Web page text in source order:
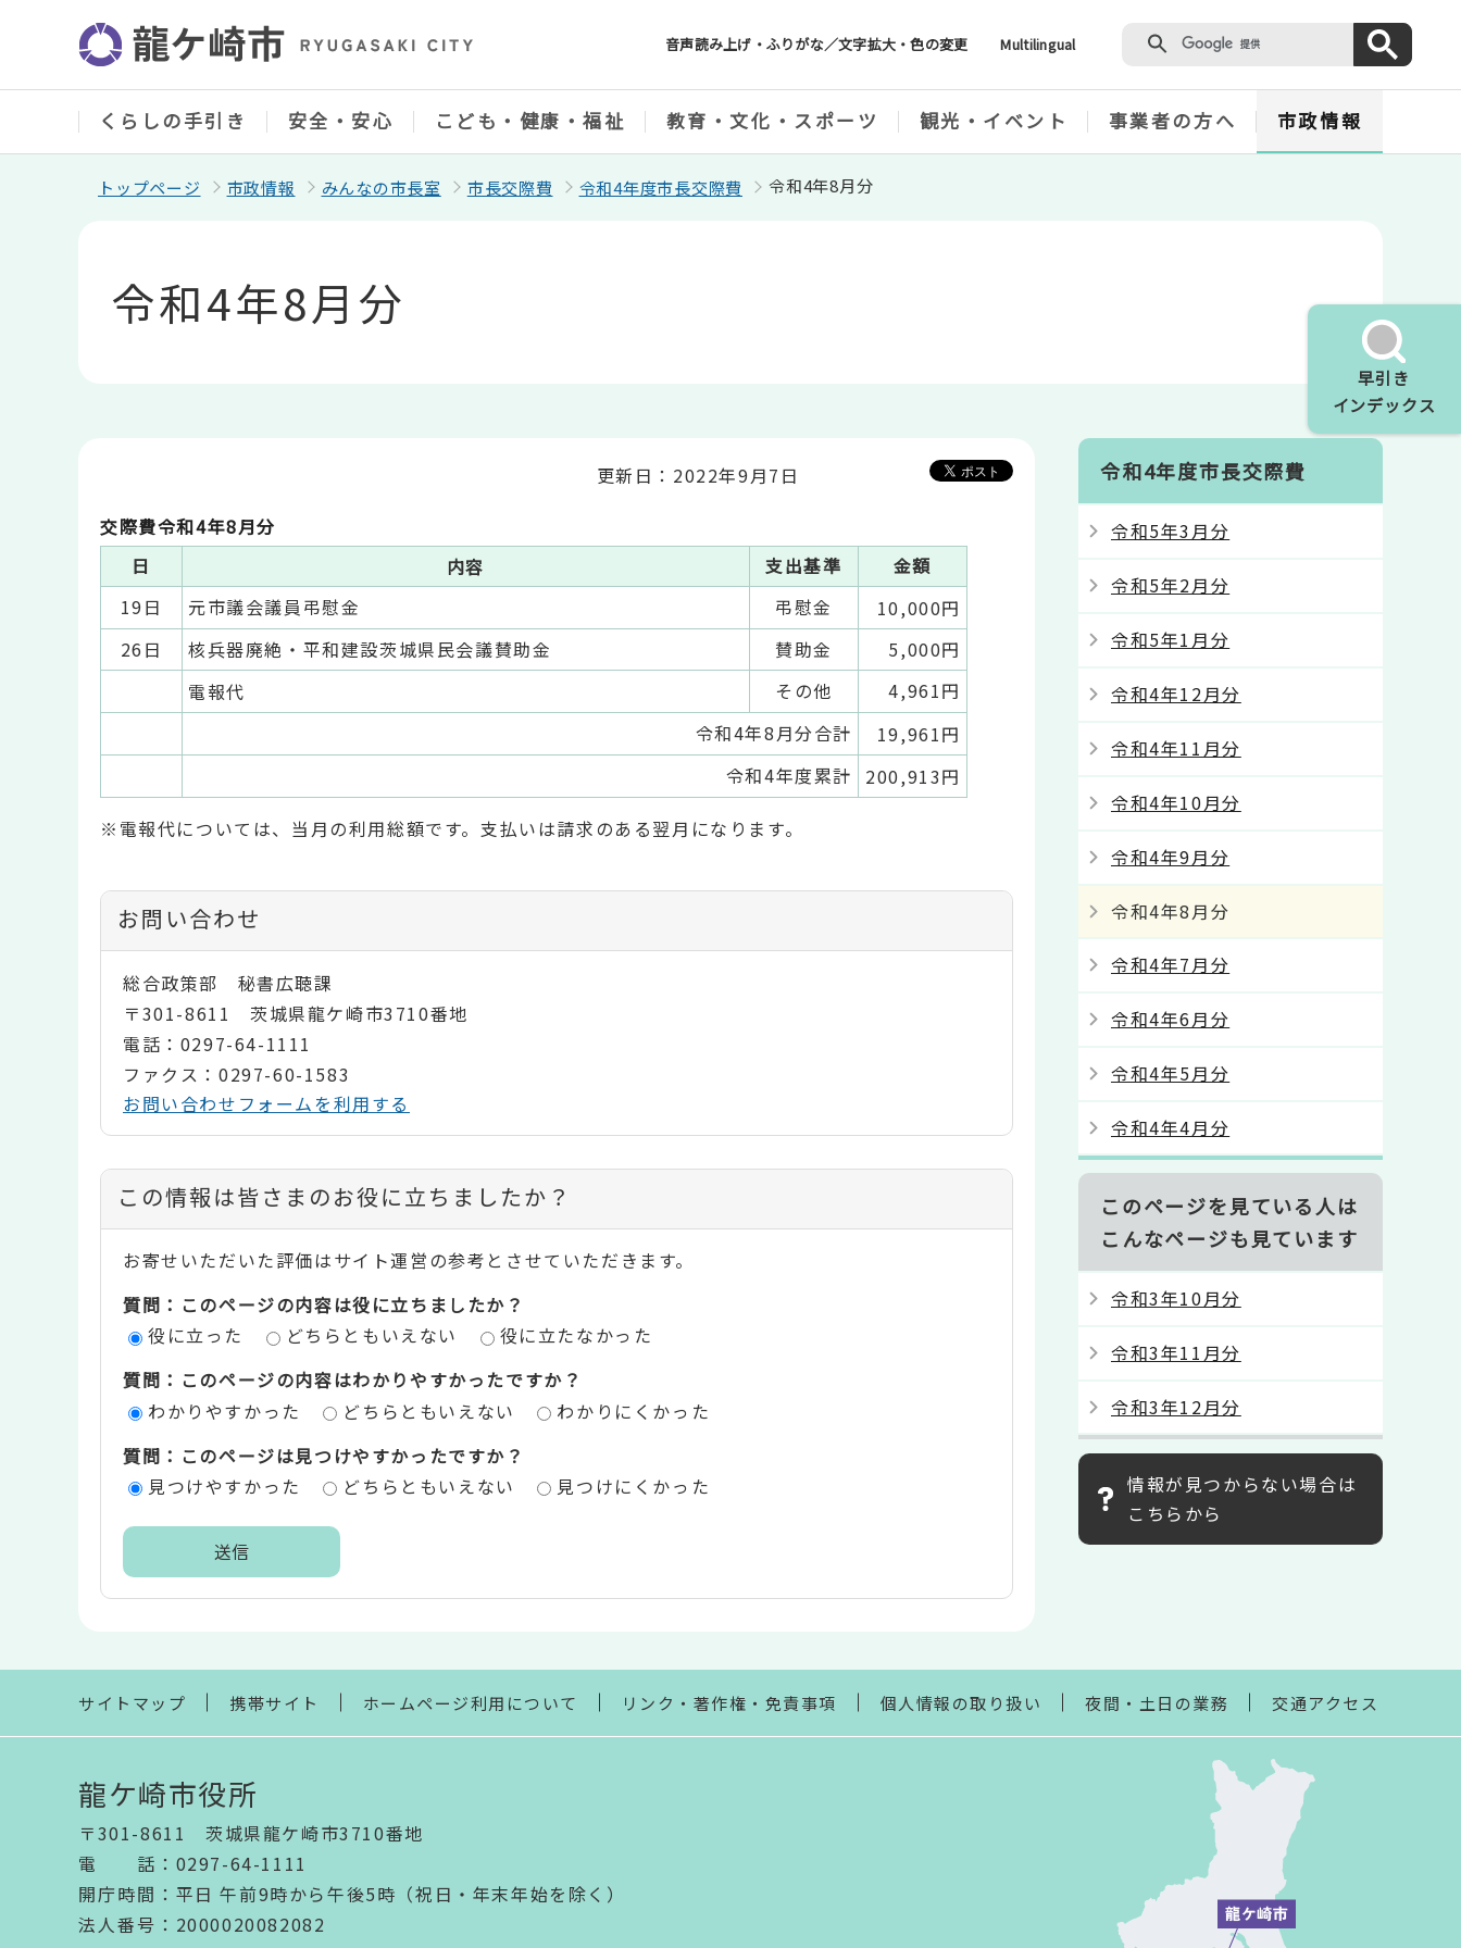
ジ
音声読み上げ・ふりがな／文字拡大・色の変更 Multilingual
早引き
インデックス
くらしの手引き 安全・安心 こども・健康・福祉 教育・文化・スポーツ 観光・イベント 事業者の方へ 市政情報
トップページ 市政情報 みんなの市長室 市長交際費 令和4年度市長交際費 令和4年8月分
令和4年8月分
更新日：2022年9月7日
交際費令和4年8月分
日
内容 支出基準
金額
19日
元市議会議員弔慰金 弔慰金
10,000円
26日
核兵器廃絶・平和建設茨城県民会議賛助金 賛助金
5,000円
電報代
その他
4,961円
令和4年8月分合計
19,961円
令和4年度累計
200,913円
※電報代については、当月の利用総額です。支払いは請求のある翌月になります。
お問い合わせ
総合政策部 秘書広聴課
〒301-8611 茨城県龍ケ崎市3710番地
電話：0297-64-1111
ファクス：0297-60-1583
お問い合わせフォームを利用する
コ
ン
テ
ン
評
エ
この情報は皆さまのお役に立ちましたか？
お寄せいただいた評価はサイト運営の参考とさせていただきます。
質問：このページの内容は役に立ちましたか？
役に立った
どちらともいえない
役に立たなかった
質問：このページの内容はわかりやすかったですか？
わかりやすかった
どちらともいえない
わかりにくかった
質問：このページは見つけやすかったですか？
見つけやすかった
どちらともいえない 見つけにくかった
ま
令和4年度市長交際費
令和5年3月分
令和5年2月分
令和5年1月分
令和4年12月分
令和4年11月分
令和4年10月分
令和4年9月分
令和4年8月分
令和4年7月分
令和4年6月分
令和4年5月分
令和4年4月分
このページを見ている人は
こんなページも見ています
令和3年10月分
令和3年11月分
令和3年12月分
情報が見つからない場合は
こちらから
サイトマップ 携帯サイト ホームページ利用について リンク・著作権・免責事項 個人情報の取り扱い 夜間・土日の業務 交通アクセス
龍ケ崎市役所
〒301-8611 茨城県龍ケ崎市3710番地
電話 ： 0297-64-1111
開庁時間 ： 平日 午前9時から午後5時（祝日・年末年始を除く）
法人番号 ：2000020082082